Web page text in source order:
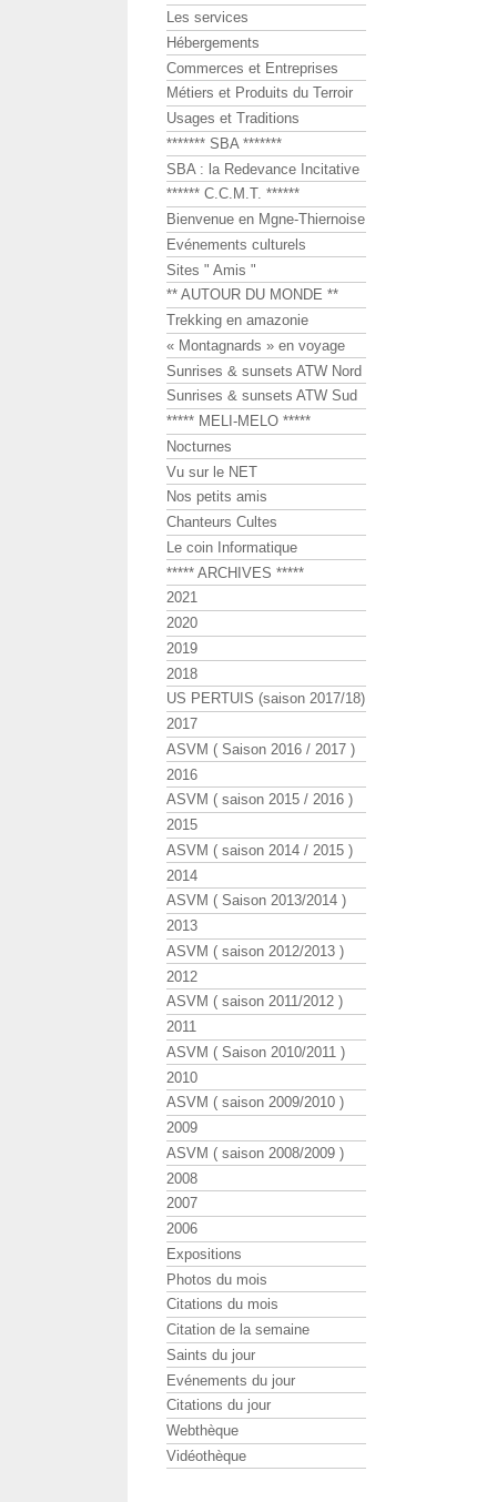
Les services
Hébergements
Commerces et Entreprises
Métiers et Produits du Terroir
Usages et Traditions
******* SBA *******
SBA : la Redevance Incitative
****** C.C.M.T. ******
Bienvenue en Mgne-Thiernoise
Evénements culturels
Sites " Amis "
** AUTOUR DU MONDE **
Trekking en amazonie
« Montagnards » en voyage
Sunrises & sunsets ATW Nord
Sunrises & sunsets ATW Sud
***** MELI-MELO *****
Nocturnes
Vu sur le NET
Nos petits amis
Chanteurs Cultes
Le coin Informatique
***** ARCHIVES *****
2021
2020
2019
2018
US PERTUIS (saison 2017/18)
2017
ASVM ( Saison 2016 / 2017 )
2016
ASVM ( saison 2015 / 2016 )
2015
ASVM ( saison 2014 / 2015 )
2014
ASVM ( Saison 2013/2014 )
2013
ASVM ( saison 2012/2013 )
2012
ASVM ( saison 2011/2012 )
2011
ASVM ( Saison 2010/2011 )
2010
ASVM ( saison 2009/2010 )
2009
ASVM ( saison 2008/2009 )
2008
2007
2006
Expositions
Photos du mois
Citations du mois
Citation de la semaine
Saints du jour
Evénements du jour
Citations du jour
Webthèque
Vidéothèque